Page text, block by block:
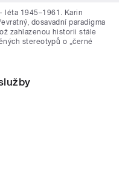
léta 1945–1961. Karin
dosavadní paradigma
zahlazenou historii stále
stereotypů o „černé